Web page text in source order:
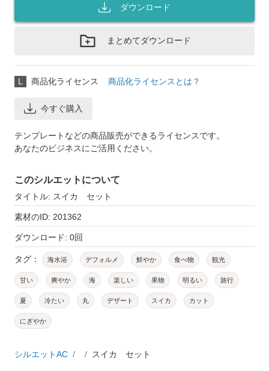
ダウンロード
まとめてダウンロード
L 商品化ライセンス 商品化ライセンスとは？
今すぐ購入
テンプレートなどの商品販売ができるライセンスです。
あなたのビジネスにご活用ください。
このシルエットについて
タイトル: スイカ セット
素材のID: 201362
ダウンロード: 0回
タグ： 海水浴 デフォルメ 鮮やか 食べ物 観光
甘い 爽やか 海 楽しい 果物 明るい 旅行
夏 冷たい 丸 デザート スイカ カット
にぎやか
シルエットAC スイカ セット